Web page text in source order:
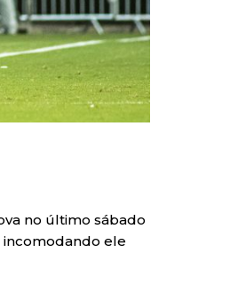
no último sábado
incomodando ele